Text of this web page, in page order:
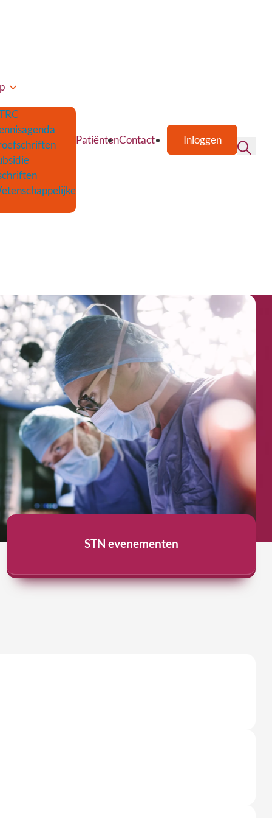
PatiëntenContact Inloggen
de
De
chirurg die u
een val of
STN evenementen